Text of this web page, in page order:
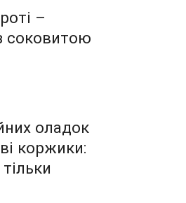
–
соковитою
оладок
коржики: